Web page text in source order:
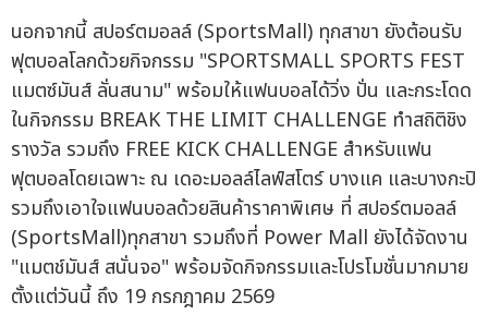
นอกจากนี้ สปอร์ตมอลล์ (SportsMall) ทุกสาขา ยังต้อนรับ
ฟุตบอลโลกด้วยกิจกรรม "SPORTSMALL SPORTS FEST
แมตซ์มันส์ ลั่นสนาม" พร้อมให้แฟนบอลได้วิ่ง ปั่น และกระโดด
ในกิจกรรม BREAK THE LIMIT CHALLENGE ทำสถิติชิง
รางวัล รวมถึง FREE KICK CHALLENGE สำหรับแฟน
ฟุตบอลโดยเฉพาะ ณ เดอะมอลล์ไลฟ์สโตร์ บางแค และบางกะปิ
รวมถึงเอาใจแฟนบอลด้วยสินค้าราคาพิเศษ ที่ สปอร์ตมอลล์
(SportsMall)ทุกสาขา รวมถึงที่ Power Mall ยังได้จัดงาน
"แมตช์มันส์ สนั่นจอ" พร้อมจัดกิจกรรมและโปรโมชั่นมากมาย
ตั้งแต่วันนี้ ถึง 19 กรกฎาคม 2569